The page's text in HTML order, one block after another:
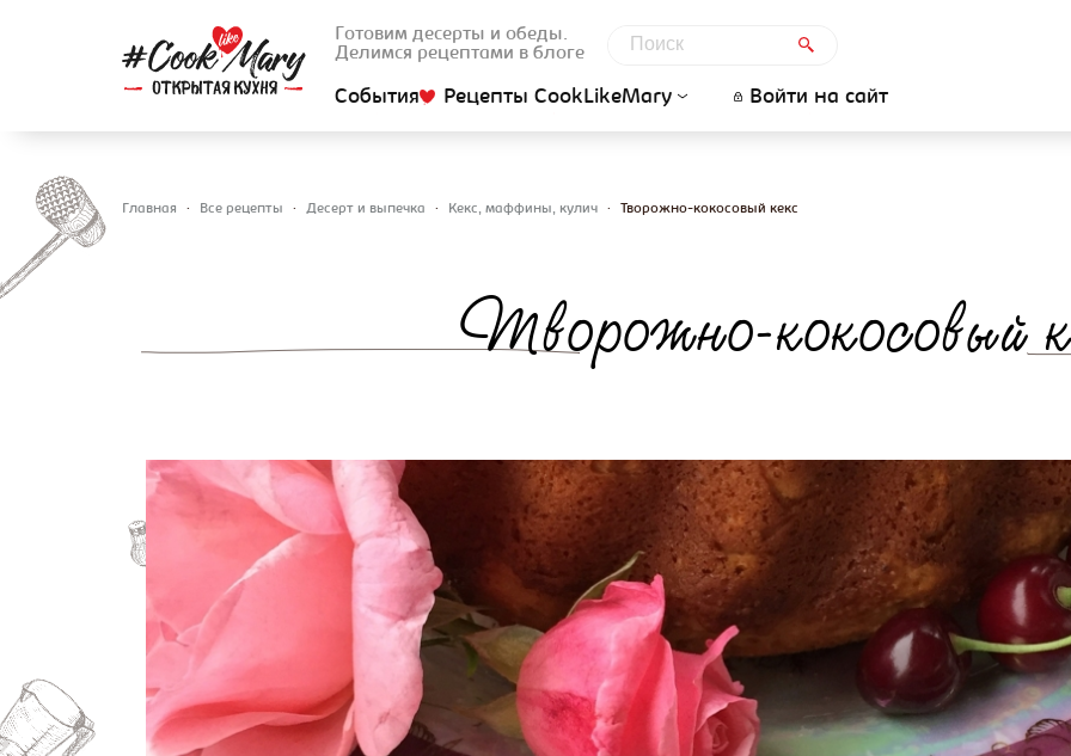
Готовим десерты и обеды.
Делимся рецептами в блоге
События Рецепты CookLikeMary Войти на сайт
Главная • Все рецепты • Десерт и выпечка • Кекс, маффины, кулич • Творожно-кокосовый кекс
Творожно-кокосовый